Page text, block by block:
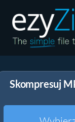
Rozpakuj
Skompresuj